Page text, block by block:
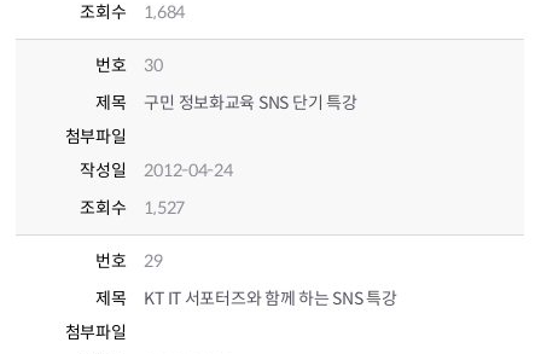
조회수
1,684
번호
30
제목
구민 정보화교육 SNS 단기 특강
첨부파일
작성일
2012-04-24
조회수
1,527
번호
29
제목
KT IT 서포터즈와 함께 하는 SNS 특강
첨부파일